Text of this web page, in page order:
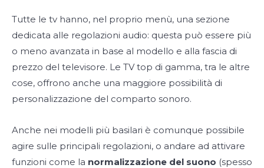
Tutte le tv hanno, nel proprio menù, una sezione
dedicata alle regolazioni audio: questa può essere più
o meno avanzata in base al modello e alla fascia di
prezzo del televisore. Le TV top di gamma, tra le altre
cose, offrono anche una maggiore possibilità di
personalizzazione del comparto sonoro.
Anche nei modelli più basilari è comunque possibile
agire sulle principali regolazioni, o andare ad attivare
funzioni come la normalizzazione del suono (spesso